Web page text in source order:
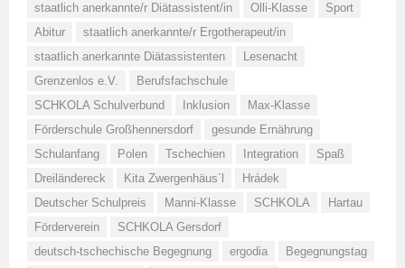
staatlich anerkannte/r Diätassistent/in
Olli-Klasse
Sport
Abitur
staatlich anerkannte/r Ergotherapeut/in
staatlich anerkannte Diätassistenten
Lesenacht
Grenzenlos e.V.
Berufsfachschule
SCHKOLA Schulverbund
Inklusion
Max-Klasse
Förderschule Großhennersdorf
gesunde Ernährung
Schulanfang
Polen Tschechien Integration
Spaß
Dreiländereck
Kita Zwergenhäus´l
Hrádek
Deutscher Schulpreis
Manni-Klasse SCHKOLA
Hartau
Förderverein
SCHKOLA Gersdorf
deutsch-tschechische Begegnung
ergodia
Begegnungstag